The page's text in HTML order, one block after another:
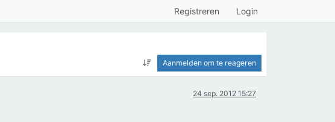
Registreren Login
Aanmelden om te reageren
24 sep. 2012 15:27